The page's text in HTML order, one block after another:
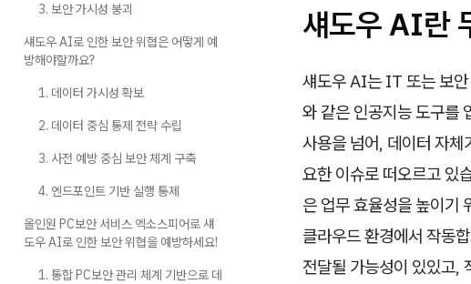
섀도우 AI란
섀도우 AI는 IT 또는 보
와 같은 인공지능 도구를
사용을 넘어, 데이터 자
요한 이슈로 떠오르고 있
은 업무 효율성을 높이기
클라우드 환경에서 작동
전달될 가능성이 있있고,
3. 보안 가시성 붕괴
섀도우 AI로 인한 보안 위협은 어떻게 예
방해야할까요?
1. 데이터 가시성 확보
2. 데이터 중심 통제 전략 수립
3. 사전 예방 중심 보안 체계 구축
4. 엔드포인트 기반 실행 통제
올인원 PC보안 서비스 엑소스피어로 섀
도우 AI로 인한 보안 위협을 예방하세요!
1. 통합 PC보안 관리 체계 기반으로 데